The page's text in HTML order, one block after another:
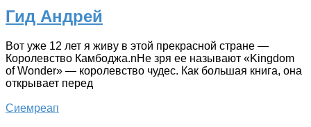
Гид Андрей
Вот уже 12 лет я живу в этой прекрасной стране —
Королевство Камбоджа.nНе зря ее называют «Kingdom
of Wonder» — королевство чудес. Как большая книга, она
открывает перед
Сиемреап